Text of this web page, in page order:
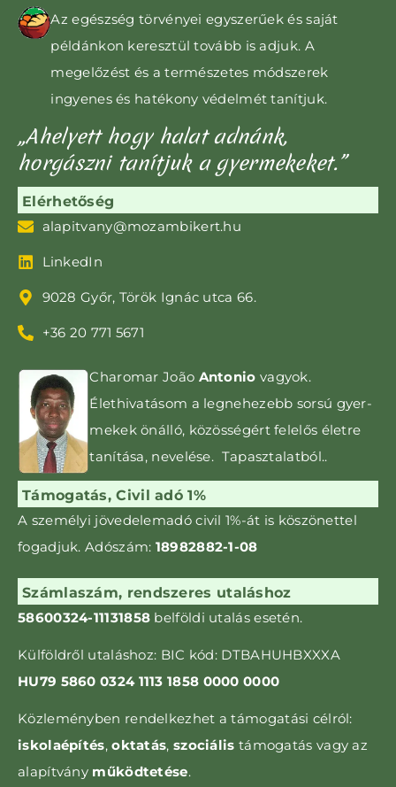
Az egészség törvényei egyszerűek és saját
példánkon keresztül tovább is adjuk. A
megelőzést és a természetes módszerek
ingyenes és hatékony védelmét tanítjuk.
„Ahelyett hogy halat adnánk,
horgászni tanítjuk a gyermekeket.”
Elérhetőség
alapitvany@mozambikert.hu
LinkedIn
9028 Győr, Török Ignác utca 66.
+36 20 771 5671
Charomar João Antonio vagyok.
Élethivatásom a leg­nehezebb sorsú gyer­­
mekek önálló, közös­ségért felelős életre
tanítása, nevelése. Tapasztalatból..
Támogatás, Civil adó 1%
A személyi jövedelemadó civil 1%-át is kö­szönettel
fogadjuk. Adószám: 18982882-1-08
Számlaszám, rendszeres utaláshoz
58600324-11131858 belföldi utalás esetén.
Külföldről utaláshoz: BIC kód: DTBAHUHBXXXA
HU79 5860 0324 1113 1858 0000 0000
Közleményben rendelkezhet a támogatási célról:
iskolaépítés,oktatás, szociális támogatás vagy az
alapítvány működtetése.